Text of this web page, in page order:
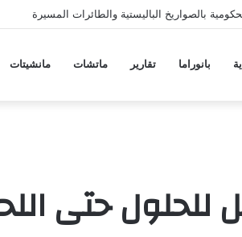
بالصواريخ الباليستية والطائرات المسيرة
بانوراما تقارير ماتشات مانشيتات
للحلول حتى